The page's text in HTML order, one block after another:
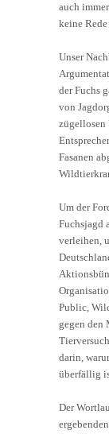
auch
keine
Unser
der Fuchs
von
zügellosen
Fasanen
Um der
Fuchsjagd
verleihen,
Public,
gegen den
darin,
überfällig
Der